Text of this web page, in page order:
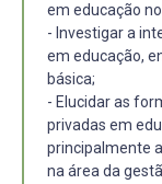
em educação
- Investigar a
em educação,
básica;
- Elucidar as
privadas em
principalmente
na área da